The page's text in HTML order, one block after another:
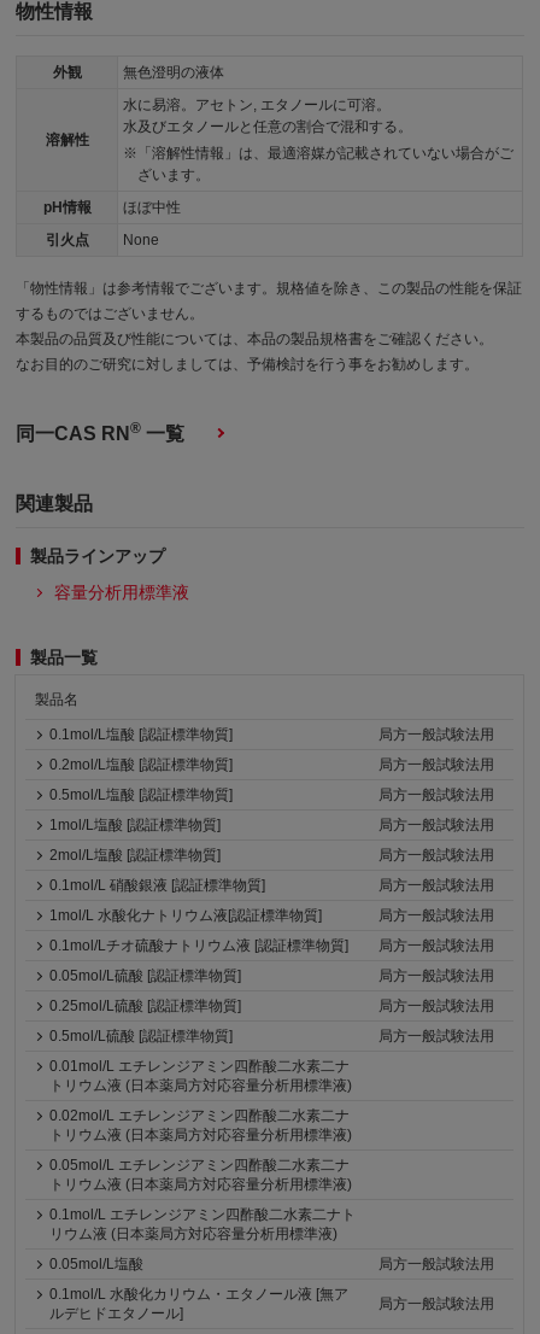
物性情報
外観 無色澄明の液体
溶解性
水に易溶。アセトン, エタノールに可溶。
水及びエタノールと任意の割合で混和する。
「溶解性情報」は、最適溶媒が記載されていない場合がご
ざいます。
pH情報
ほぼ中性
引火点
None
「物性情報」は参考情報でございます。規格値を除き、この製品の性能を保証
するものではございません。
本製品の品質及び性能については、本品の製品規格書をご確認ください。
なお目的のご研究に対しましては、予備検討を行う事をお勧めします。
同一CAS RN® 一覧
関連製品
製品ラインアップ
容量分析用標準液
製品一覧
製品名
0.1mol/L塩酸 [認証標準物質]
局方一般試験法用
0.2mol/L塩酸 [認証標準物質]
局方一般試験法用
0.5mol/L塩酸 [認証標準物質]
局方一般試験法用
1mol/L塩酸 [認証標準物質]
局方一般試験法用
2mol/L塩酸 [認証標準物質]
局方一般試験法用
0.1mol/L 硝酸銀液 [認証標準物質]
局方一般試験法用
1mol/L 水酸化ナトリウム液[認証標準物質]
局方一般試験法用
0.1mol/Lチオ硫酸ナトリウム液 [認証標準物質]
局方一般試験法用
0.05mol/L硫酸 [認証標準物質]
局方一般試験法用
0.25mol/L硫酸 [認証標準物質]
局方一般試験法用
0.5mol/L硫酸 [認証標準物質]
局方一般試験法用
0.01mol/L エチレンジアミン四酢酸二水素二ナ
トリウム液 (日本薬局方対応容量分析用標準液)
0.02mol/L エチレンジアミン四酢酸二水素二ナ
トリウム液 (日本薬局方対応容量分析用標準液)
0.05mol/L エチレンジアミン四酢酸二水素二ナ
トリウム液 (日本薬局方対応容量分析用標準液)
0.1mol/L エチレンジアミン四酢酸二水素二ナト
リウム液 (日本薬局方対応容量分析用標準液)
0.05mol/L塩酸
局方一般試験法用
0.1mol/L 水酸化カリウム・エタノール液 [無ア
ルデヒドエタノール]
局方一般試験法用